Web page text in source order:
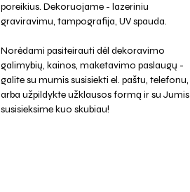
poreikius. Dekoruojame - lazeriniu
graviravimu, tampografija, UV spauda.
Norėdami pasiteirauti dėl dekoravimo
galimybių, kainos, maketavimo paslaugų -
galite su mumis susisiekti el. paštu, telefonu,
arba užpildykte užklausos formą ir su Jumis
susisieksime kuo skubiau!